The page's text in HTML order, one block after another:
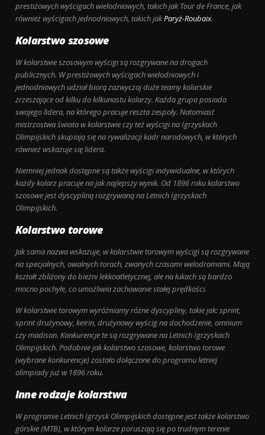
prestiżowych wyścigach wielodniowych, takich jak Tour de France, jak
również wyścigach jednodniowych, takich jakParyż-Roubaix.
Kolarstwo szosowe
W kolarstwie szosowym wyścigi są rozgrywane na drogach
publicznych. W prestiżowych wyścigach wielodniowych i
jednodniowych udział biorą zazwyczaj duże teamy kolarskie
zrzeszające od kilku do kilkunastu kolarzy. Każda grupa posiada
swojego lidera, na którego pracuje reszta zespoły. Natomiast
mistrzostwa świata w kolarstwie czy też wyścigi na Igrzyskach
Olimpijskich skupiają się na rywalizacji kadr narodowych, w których
również wskazuje się lidera.
Niemniej jednak dostępne są także wyścigi indywidualne, w których
każdy kolarz pracuje na jak najlepszy wynik. Od 1896 roku kolarstwo
szosowe jest dyscypliną rozgrywaną na Letnich Igrzyskach
Olimpijskich.
Kolarstwo torowe
Jak sama nazwa wskazuje, w kolarstwie torowym wyścigi są rozgrywane
na specjalnych, owalnych torach, zwanych czasami welodromami. Mają
kształt zbliżony do bieżni lekkoatletycznej, ale na łukach są bardzo
mocno pochyłe, co umożliwia zachowanie stałej prędkości.
W kolarstwie torowym wyróżniamy różne dyscypliny, takie jak: sprint,
sprint drużynowy, keirin, drużynowy wyścig na dochodzenie, omnium
czy madison. Konkurencje te są rozgrywane na Letnich Igrzyskach
Olimpijskich. Podobnie jak kolarstwo szosowe, kolarstwo torowe
(wybrane konkurencje) zostało dołączone do programu letniej
olimpiady już w 1896 roku.
Inne rodzaje kolarstwa
W programie Letnich Igrzysk Olimpijskich dostępne jest także kolarstwo
górskie (MTB), w którym kolarze poruszają się po trudnym terenie